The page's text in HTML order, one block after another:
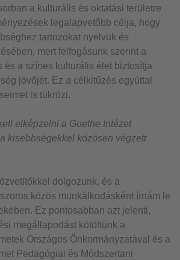
a kulturális és oktatási területre
legalapvetőbb célja, hogy
tartozókat nyelvük és
mert felfogásunk szerint a
és a színes kulturális élet biztosítja
jövőjét. Ez a célkitűzés egyúttal
is tükrözi.
elképzelni a Goethe Intézet
kisebbségekkel közösen végzett
dolgozunk, és a
közös munkálkodásként írnám le
Ez pontosabban azt jelenti,
megállapodást kötöttünk a
Országos Önkormányzatával és a
Pedagógiai és Módszertani